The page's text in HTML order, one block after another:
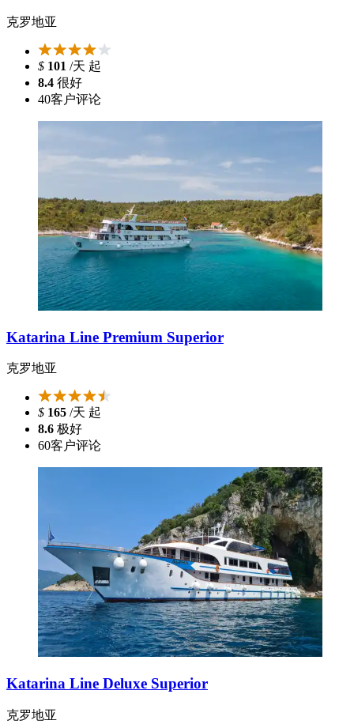
克罗地亚
$ 101 /天 起
8.4 很好
40客户评论
Katarina Line Premium Superior
克罗地亚
$ 165 /天 起
8.6 极好
60客户评论
Katarina Line Deluxe Superior
克罗地亚